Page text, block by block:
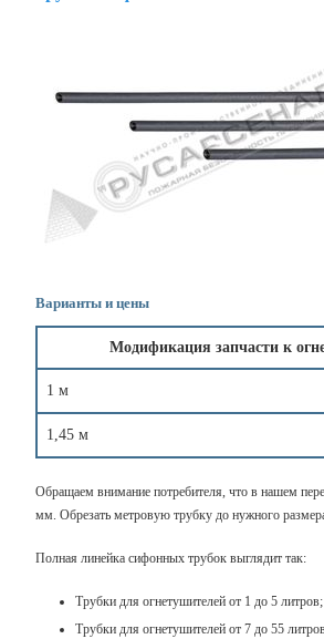
Варианты и цены
Модификация запчасти к
1 м
1,45 м
Обращаем внимание потребителя, что в нашем
мм. Обрезать метровую трубку до нужного
Полная линейка сифонных трубок выглядит так:
Трубки для огнетушителей от 1 до 5 литров;
Трубки для огнетушителей от 7 до 55